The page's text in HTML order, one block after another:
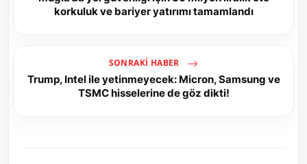
korkuluk ve bariyer yatırımı tamamlandı
SONRAKI HABER
Trump, Intel ile yetinmeyecek: Micron, Samsung ve
TSMC hisselerine de göz dikti!